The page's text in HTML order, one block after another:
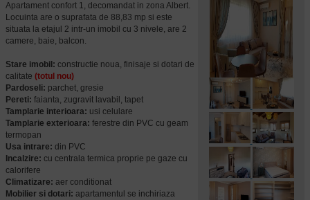
Apartament confort 1, decomandat in zona Albert.
Locuinta are o suprafata de 88,83 mp si este
situata la etajul 2 intr-un imobil cu 3 nivele, are 2
camere, baie, balcon.
Stare imobil: constructie noua, finisaje si dotari de
calitate (totul nou)
Pardoseli: parchet, gresie
Pereti: faianta, zugravit lavabil, tapet
Tamplarie interioara: usi celulare
Tamplarie exterioara: ferestre din PVC cu geam
termopan
Usa intrare: din PVC
Incalzire: cu centrala termica proprie pe gaze cu
calorifere
Climatizare: aer conditionat
Mobilier si dotari: apartamentul se inchiriaza